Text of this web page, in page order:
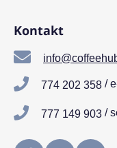
Kontakt
774 202 358 /
777 149 903 /